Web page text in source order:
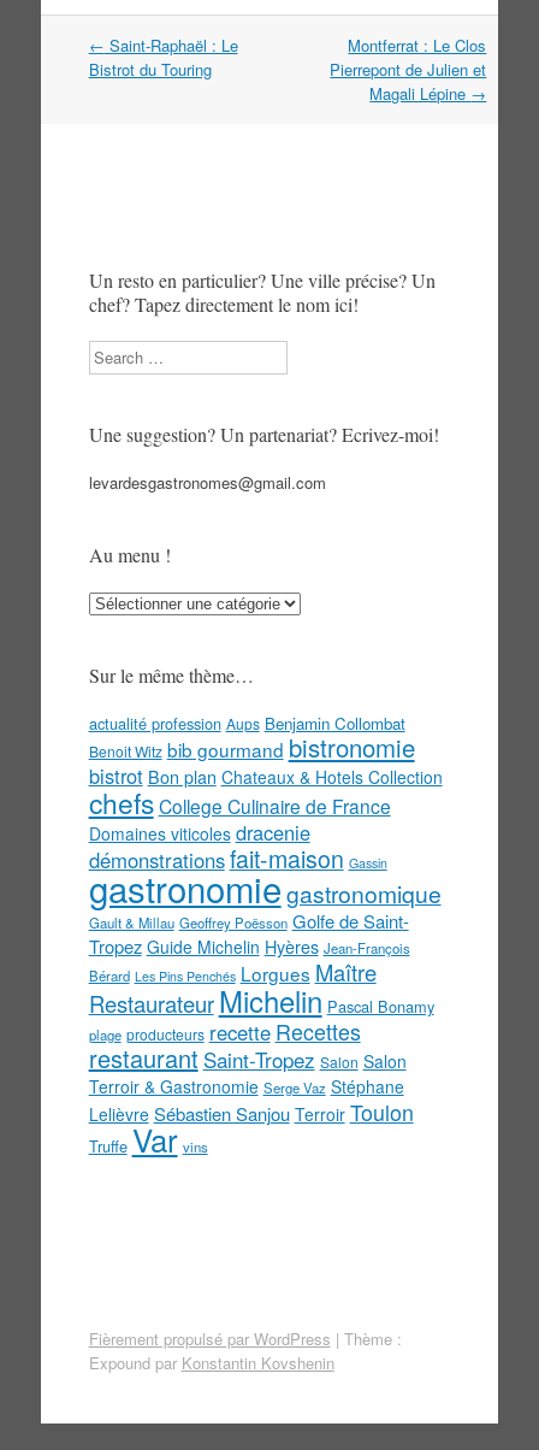
Navigation
dans
← Saint-Raphaël : Le
Bistrot du Touring
Montferrat : Le Clos
Pierrepont de Julien et
Magali Lépine →
Un resto en particulier? Une ville précise? Un
chef? Tapez directement le nom ici!
Search
Une suggestion? Un partenariat? Ecrivez-moi!
levardesgastronomes@gmail.com
Au menu !
Au
Sur le même thème…
actualité profession Aups Benjamin Collombat
Benoit Witz bib gourmand bistronomie
bistrot Bon plan Chateaux & Hotels Collection
chefs College Culinaire de France
Domaines viticoles dracenie
démonstrationsfait-maison Gassin
gastronomiegastronomique
Gault & Millau Geoffrey Poësson Golfe de Saint-
Tropez Guide Michelin Hyères Jean-François
Bérard Les Pins Penchés Lorgues Maître
Restaurateur Michelin Pascal Bonamy
plage producteurs recette Recettes
restaurant Saint-Tropez Salon Salon
Terroir & Gastronomie Serge Vaz Stéphane
Lelièvre Sébastien Sanjou Terroir Toulon
Truffe Var vins
Fièrement propulsé par WordPress | Thème :
Expound par Konstantin Kovshenin